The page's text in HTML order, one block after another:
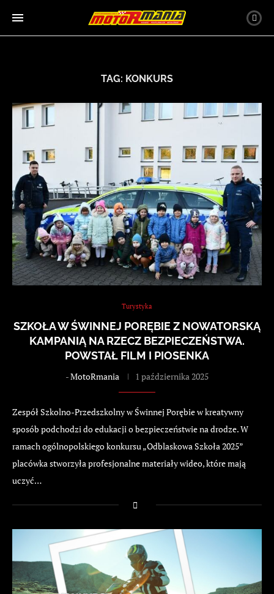
TAG: KONKURS
Turystyka
SZKOŁA W ŚWINNEJ PORĘBIE Z NOWATORSKĄ
KAMPANIĄ NA RZECZ BEZPIECZEŃSTWA.
POWSTAŁ FILM I PIOSENKA
-MotoRmania 1 października 2025
Zespół Szkolno-Przedszkolny w Świnnej Porębie w kreatywny
sposób podchodzi do edukacji o bezpieczeństwie na drodze. W
ramach ogólnopolskiego konkursu „Odblaskowa Szkoła 2025”
placówka stworzyła profesjonalne materiały wideo, które mają
uczyć…